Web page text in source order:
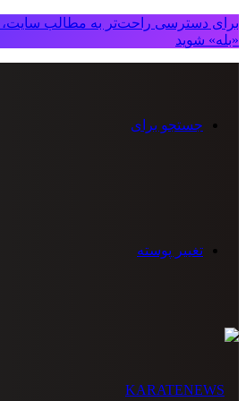
برای دسترسی راحت‌تر به مطالب سایت،
«بله» شوید
جستجو برای
تغییر پوسته